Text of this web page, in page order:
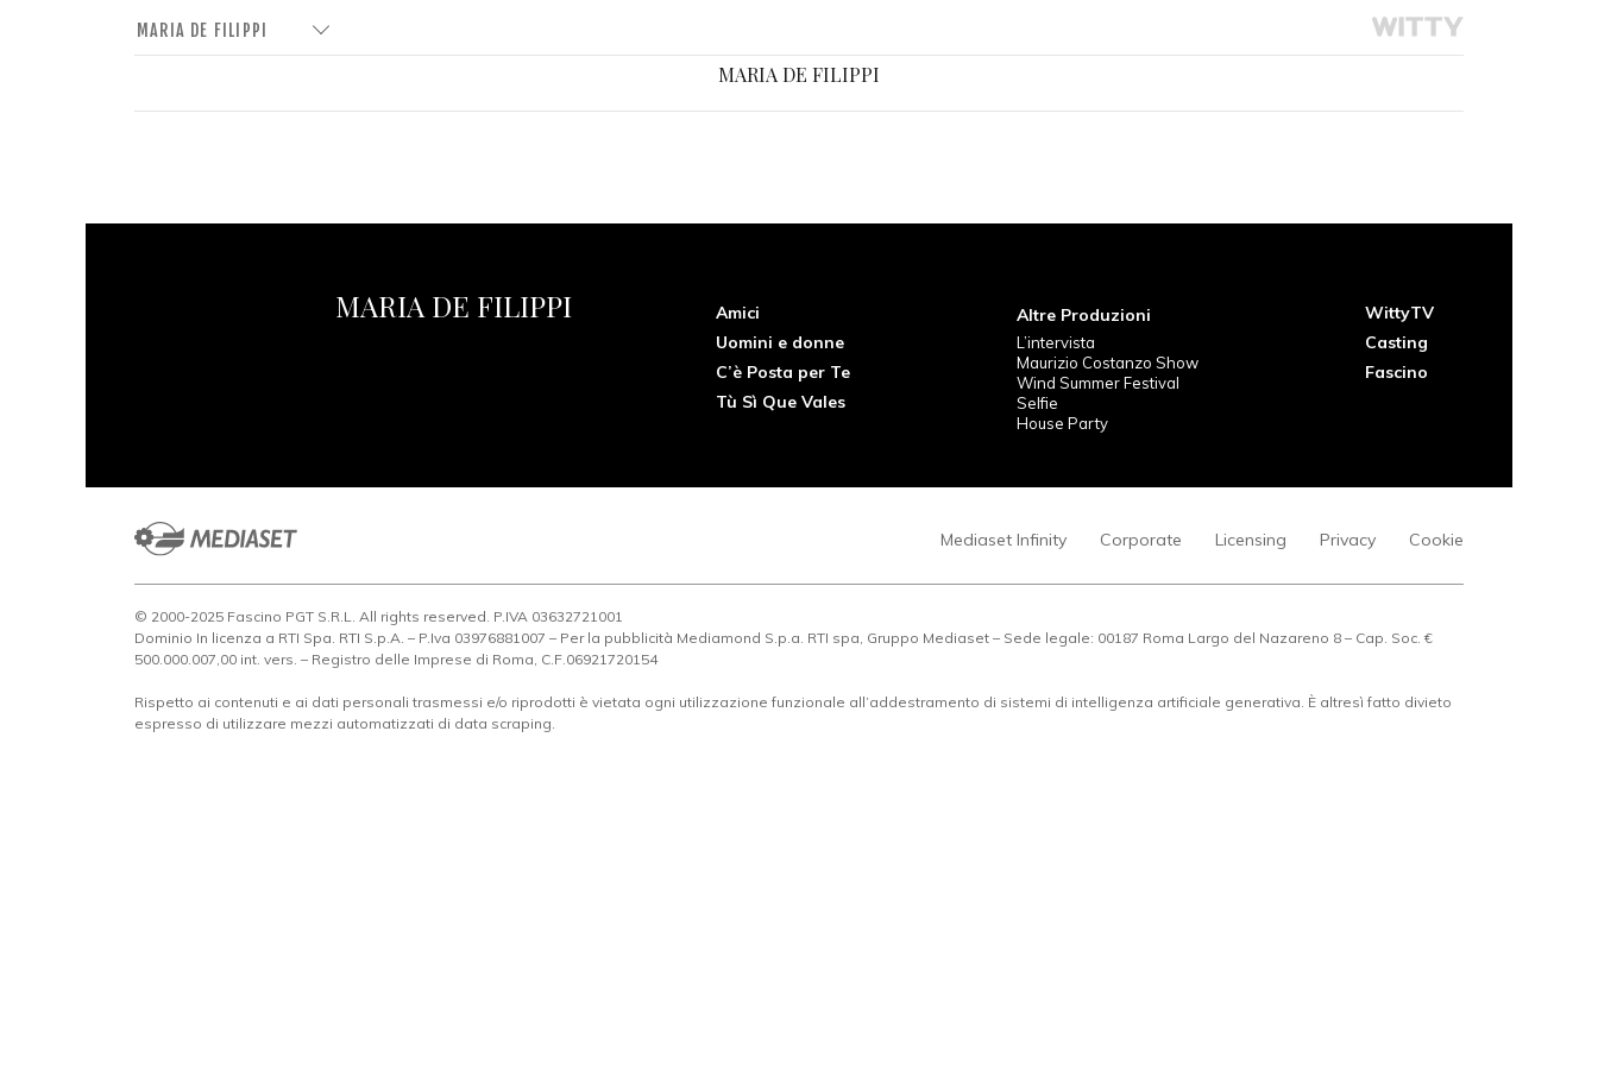
MARIA DE FILIPPI
MARIA DE FILIPPI
MARIA DE FILIPPI
Amici
Uomini e donne
C’è Posta per Te
Tù Sì Que Vales
Altre Produzioni
L’intervista
Maurizio Costanzo Show
Wind Summer Festival
Selfie
House Party
WittyTV
Casting
Fascino
Mediaset Infinity Corporate Licensing Privacy Cookie
© 2000-2025 Fascino PGT S.R.L. All rights reserved. P.IVA 03632721001
Dominio In licenza a RTI Spa. RTI S.p.A. – P.Iva 03976881007 – Per la pubblicità Mediamond S.p.a. RTI spa, Gruppo Mediaset – Sede legale: 00187 Roma Largo del Nazareno 8 – Cap. Soc. €
500.000.007,00 int. vers. – Registro delle Imprese di Roma, C.F.06921720154
Rispetto ai contenuti e ai dati personali trasmessi e/o riprodotti è vietata ogni utilizzazione funzionale all’addestramento di sistemi di intelligenza artificiale generativa. È altresì fatto divieto
espresso di utilizzare mezzi automatizzati di data scraping.